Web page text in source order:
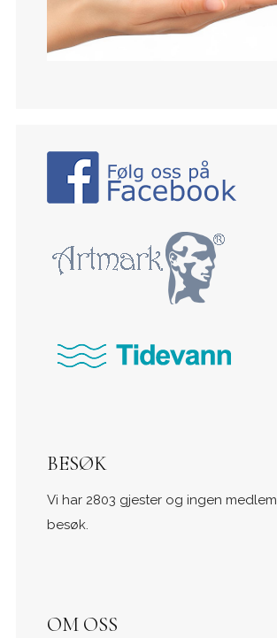
BESØK
Vi har 2803 gjester og ingen
besøk.
OM OSS